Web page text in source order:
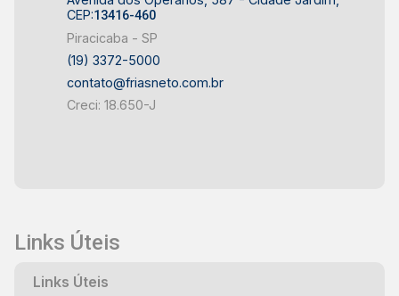
CEP:13416-460
Piracicaba - SP
(19) 3372-5000
contato@friasneto.com.br
Creci: 18.650-J
Links Úteis
Links Úteis